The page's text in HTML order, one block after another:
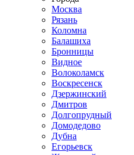
Москва
Рязань
Коломна
Балашиха
Бронницы
Видное
Волоколамск
Воскресенск
Дзержинский
Дмитров
Долгопрудный
Домодедово
Дубна
Егорьевск